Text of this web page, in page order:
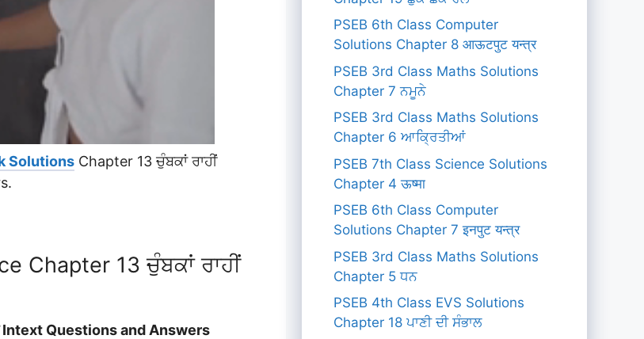
Solutions Chapter 13 ਚੁੰਬਕਾਂ ਰਾਹੀਂ
Chapter 13 ਚੁੰਬਕਾਂ ਰਾਹੀਂ
Intext Questions and Answers
PSEB 6th Class Computer
Solutions Chapter 8 आऊटपुट यन्त्र
PSEB 3rd Class Maths Solutions
Chapter 7 ਨਮੂਨੇ
PSEB 3rd Class Maths Solutions
Chapter 6 ਆਕ੍ਰਿਤੀਆਂ
PSEB 7th Class Science Solutions
Chapter 4 ऊष्मा
PSEB 6th Class Computer
Solutions Chapter 7 इनपुट यन्त्र
PSEB 3rd Class Maths Solutions
Chapter 5 ਧਨ
PSEB 4th Class EVS Solutions
Chapter 18 ਪਾਣੀ ਦੀ ਸੰਭਾਲ